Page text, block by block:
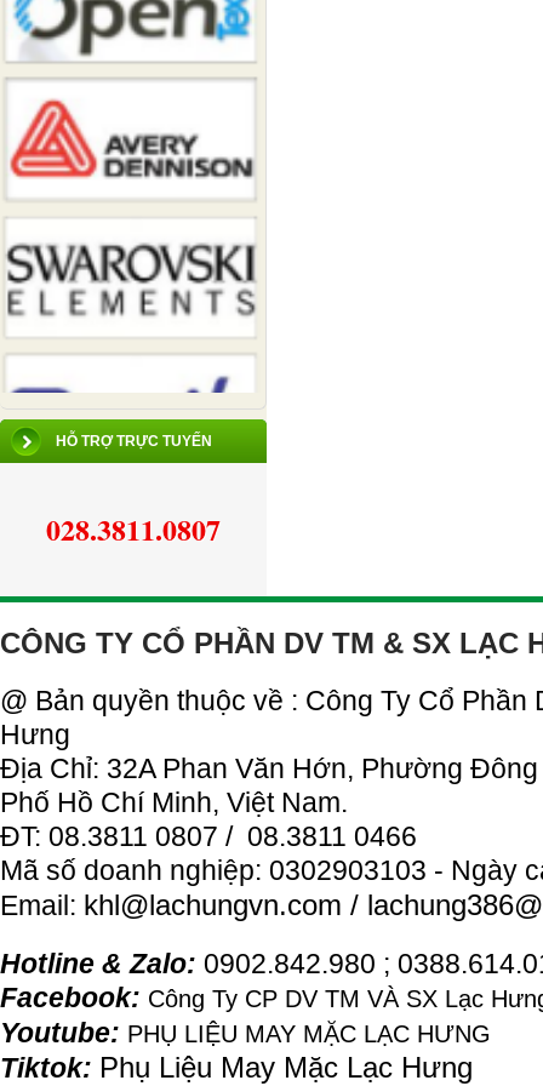
HỖ TRỢ TRỰC TUYẾN
028.3811.0807
CÔNG TY CỔ PHẦN DV TM & SX LẠC
@ Bản quyền thuộc về : Công Ty Cổ Phần
Hưng
Địa Chỉ: 32A Phan Văn Hớn, Phường
Phố Hồ Chí Minh, Việt Nam.
ĐT: 08.3811 0807 / 08.3811 0466
Mã số doanh nghiệp: 0302903103 - Ngày
Email: khl@lachungvn.com /
Hotline & Zalo: 0902.842.980 ;
Facebook: Công Ty CP DV TM VÀ SX Lạc
Youtube: PHỤ LIỆU MAY MẶC LẠC HƯNG
Tiktok: Phụ Liệu May Mặc Lạc Hưng